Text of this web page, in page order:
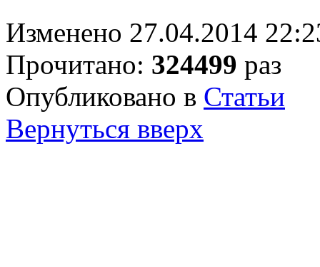
Изменено 27.04.2014
Прочитано: 324499 раз
Опубликовано в Статьи
Вернуться вверх